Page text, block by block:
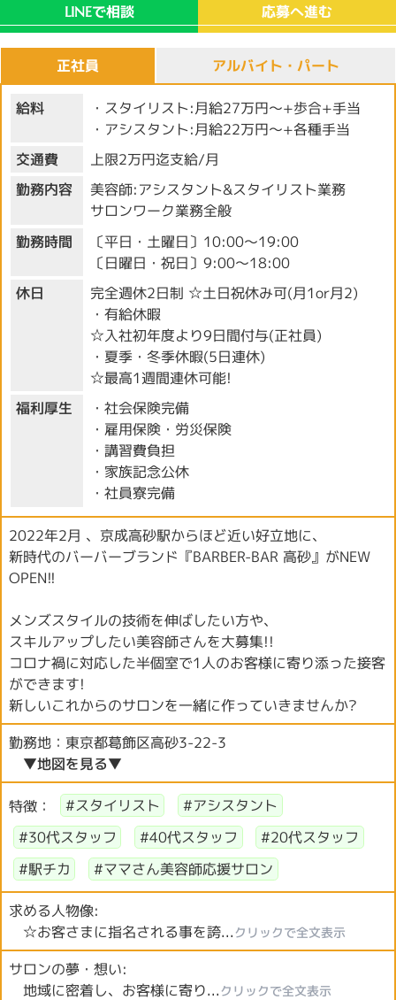
LINEで相談 応募へ進む
正社員
給料
・スタイリスト:月給27万円～+歩合+手当
・アシスタント:月給22万円～+各種手当
交通費
上限2万円迄支給/月
勤務内容
美容師:アシスタント&スタイリスト業務
サロンワーク業務全般
勤務時間
〔平日・土曜日〕10:00～19:00
〔日曜日・祝日〕9:00～18:00
休日
完全週休2日制 ☆土日祝休み可(月1or月2)
・有給休暇
☆入社初年度より9日間付与(正社員)
・夏季・冬季休暇(5日連休)
☆最高1週間連休可能!
福利厚生
・社会保険完備
・雇用保険・労災保険
・講習費負担
・家族記念公休
・社員寮完備
アルバイト・パート
2022年2月 、京成高砂駅からほど近い好立地に、
新時代のバーバーブランド『BARBER-BAR 高砂』がNEW
OPEN!!
メンズスタイルの技術を伸ばしたい方や、
スキルアップしたい美容師さんを大募集!!
コロナ禍に対応した半個室で1人のお客様に寄り添った接客
ができます!
新しいこれからのサロンを一緒に作っていきませんか?
勤務地：東京都葛飾区高砂3-22-3
▼地図を見る▼
特徴： #スタイリスト
#アシスタント
#30代スタッフ
#40代スタッフ
#20代スタッフ
#駅チカ
#ママさん美容師応援サロン
求める人物像:
☆お客さまに指名される事を誇... クリックで全文表示
サロンの夢・想い:
地域に密着し、お客様に寄り... クリックで全文表示